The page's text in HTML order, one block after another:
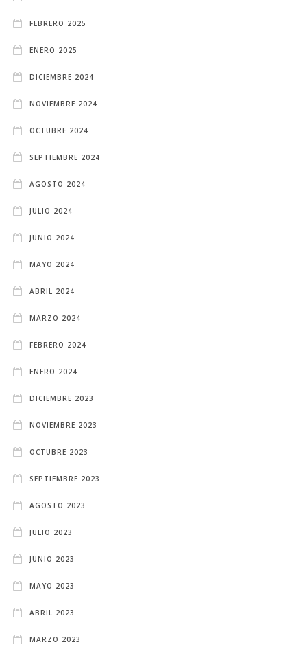
FEBRERO 2025
ENERO 2025
DICIEMBRE 2024
NOVIEMBRE 2024
OCTUBRE 2024
SEPTIEMBRE 2024
AGOSTO 2024
JULIO 2024
JUNIO 2024
MAYO 2024
ABRIL 2024
MARZO 2024
FEBRERO 2024
ENERO 2024
DICIEMBRE 2023
NOVIEMBRE 2023
OCTUBRE 2023
SEPTIEMBRE 2023
AGOSTO 2023
JULIO 2023
JUNIO 2023
MAYO 2023
ABRIL 2023
MARZO 2023